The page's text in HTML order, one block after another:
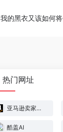
我的黑衣又该如何将
热门网址
亚马逊卖家官方论坛
酷盖AI